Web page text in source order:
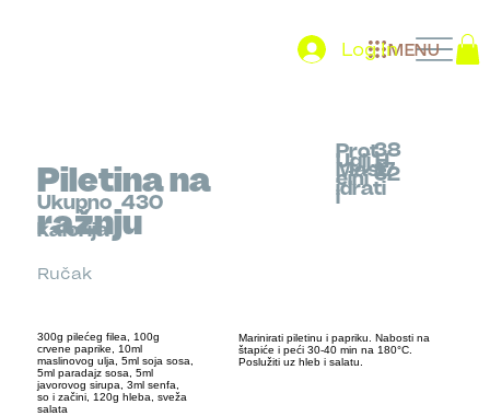
MENU
Log In
Piletina na
ražnju
Ručak
Ukupno
kalorija
430
Prot
eini
Uglj.H
idrati
38
Mast
i
32
17
300g pilećeg filea, 100g
crvene paprike, 10ml
maslinovog ulja, 5ml soja sosa,
5ml paradajz sosa, 5ml
javorovog sirupa, 3ml senfa,
so i začini, 120g hleba, sveža
salata
Marinirati piletinu i papriku. Nabosti na
štapiće i peći 30-40 min na 180°C.
Poslužiti uz hleb i salatu.